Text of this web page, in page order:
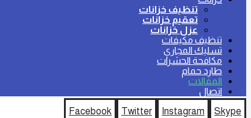
تنظيف خزانات
تعقيم خزانات
عزل خزانات
تنظيف مكيفات
تسليك المجاري
مكافحة الحشرات
طارد حمام
المقالات
اتصال
Facebook
Twitter Instagram
Skype